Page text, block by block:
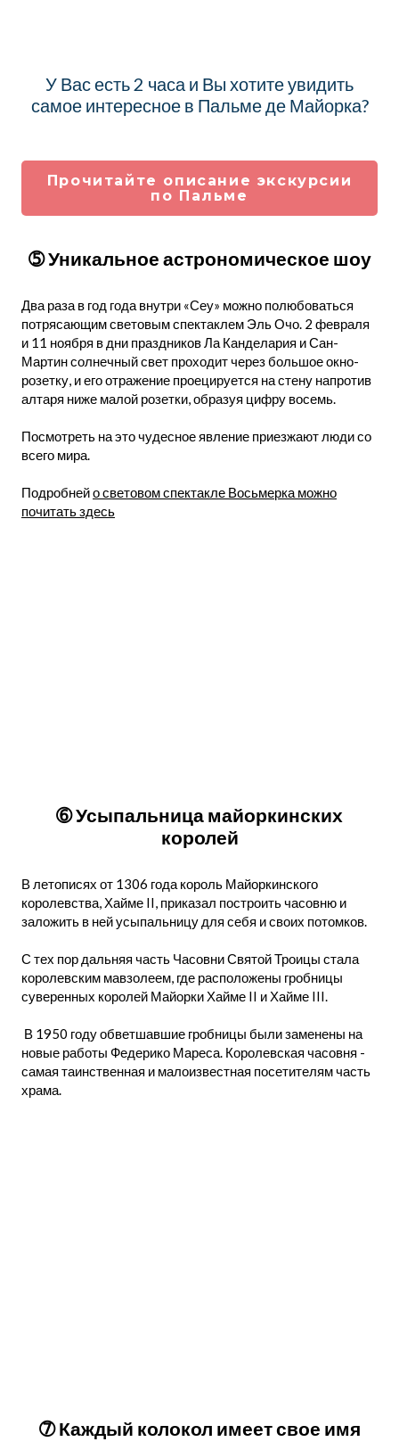
У Вас есть 2 часа и Вы хотите увидить
самое интересное в Пальме де Майорка?
Прочитайте описание экскурсии
по Пальме
➄ Уникальное астрономическое шоу
Два раза в год года внутри «Сеу» можно полюбоваться
потрясающим световым спектаклем Эль Очо. 2 февраля
и 11 ноября в дни праздников Ла Канделария и Сан-
Мартин солнечный свет проходит через большое окно-
розетку, и его отражение проецируется на стену напротив
алтаря ниже малой розетки, образуя цифру восемь.
Посмотреть на это чудесное явление приезжают люди со
всего мира.
Подробнейо световом спектакле Восьмерка можно
почитать здесь
➅ Усыпальница майоркинских
королей
В летописях от 1306 года король Майоркинского
королевства, Хайме II, приказал построить часовню и
заложить в ней усыпальницу для себя и своих потомков.
С тех пор дальняя часть Часовни Святой Троицы стала
королевским мавзолеем, где расположены гробницы
суверенных королей Майорки Хайме II и Хайме III.
В 1950 году обветшавшие гробницы были заменены на
новые работы Федерико Мареса. Королевская часовня -
самая таинственная и малоизвестная посетителям часть
храма.
➆ Каждый колокол имеет свое имя